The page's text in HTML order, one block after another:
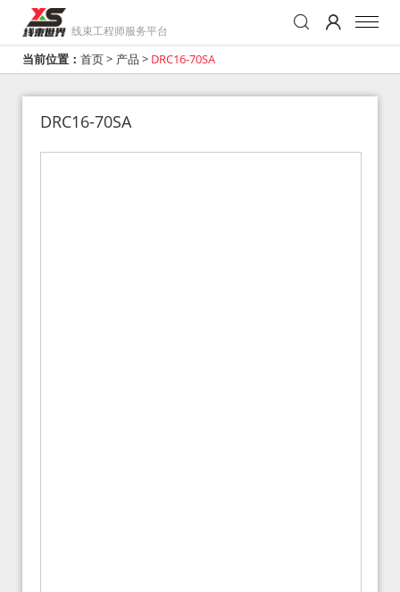
线束工程师服务平台
当前位置： 首页> 产品 > DRC16-70SA
DRC16-70SA